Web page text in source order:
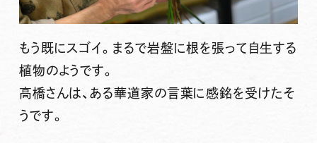
もう既にスゴイ。まるで岩盤に根を張って自生する
植物のようです。
高橋さんは、ある華道家の言葉に感銘を受けたそ
うです。